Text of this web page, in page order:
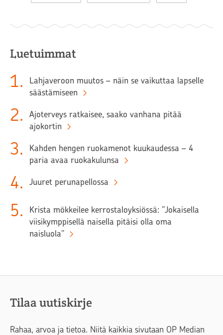
Luetuimmat
1.
Lahjaveroon muutos – näin se vaikuttaa lapselle
säästämiseen
2.
Ajoterveys ratkaisee, saako vanhana pitää
ajokortin
3.
Kahden hengen ruokamenot kuukaudessa – 4
paria avaa ruokakulunsa
4. Juuret perunapellossa
5.
Krista mökkeilee kerrostaloyksiössä: ”Jokaisella
viisikymppisellä naisella pitäisi olla oma
naisluola”
Tilaa uutiskirje
Rahaa, arvoa ja tietoa. Niitä kaikkia sivutaan OP Median